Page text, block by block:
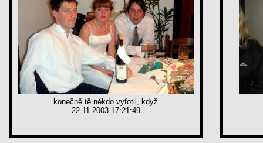
konečně tě někdo vyfotil, když
22.11.2003 17:21:49